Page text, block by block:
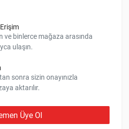
ve binlerce mağaza arasında
ulaşın.
sonra sizin onayınızla
aktarılır.
Üye Ol